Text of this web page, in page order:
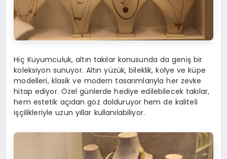
Hiç Kuyumculuk, altın takılar konusunda da geniş bir
koleksiyon sunuyor. Altın yüzük, bileklik, kolye ve küpe
modelleri, klasik ve modern tasarımlarıyla her zevke
hitap ediyor. Özel günlerde hediye edilebilecek takılar,
hem estetik açıdan göz dolduruyor hem de kaliteli
işçilikleriyle uzun yıllar kullanılabiliyor.